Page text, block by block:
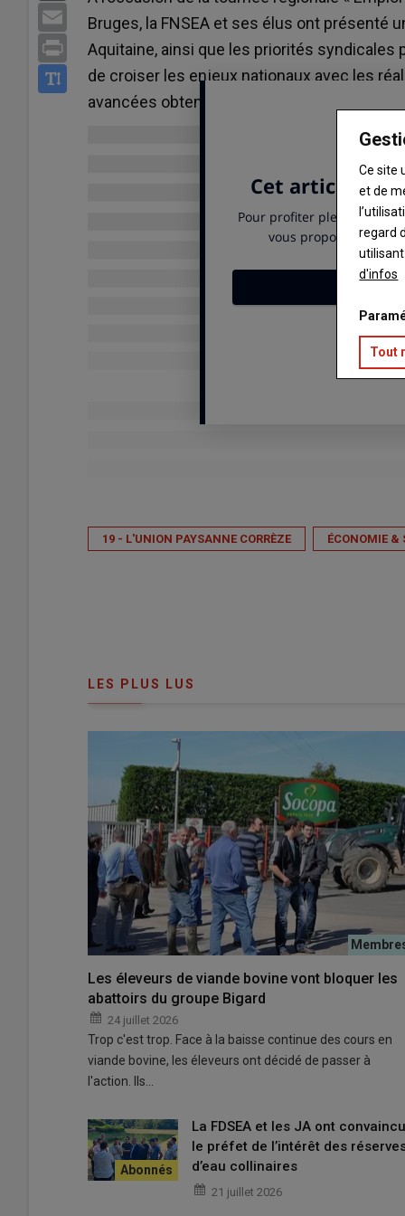
Email
Print
Bruges, la FNSEA et ses élus ont présenté
Aquitaine, ainsi que les priorités syndicales
de croiser les enjeux nationaux avec les
avancées obtenues et les défis à relever
© Théo Palvadeau
Trois priorités :
attractivité
La compétitivité passe par la maîtrise du coût
indispensable au maintien de l’
contexte budgétaire contraint
Le développement des compétences
19 - L'UNION PAYSANNE CORRÈZE ÉCONOMIE &
LES PLUS LUS
Les éleveurs de viande bovine vont bloquer les
abattoirs du groupe Bigard
24 juillet 2026
Trop c'est trop. Face à la baisse continue des cours en
viande bovine, les éleveurs ont décidé de passer à
l'action. Ils…
La FDSEA et les JA ont convaincu
le préfet de l’intérêt des
d’eau collinaires
21 juillet 2026
Ce site
et de
regard
utilisant
d'infos
Tout